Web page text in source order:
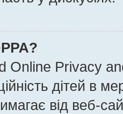
Online Privacy
дітей в
від веб-